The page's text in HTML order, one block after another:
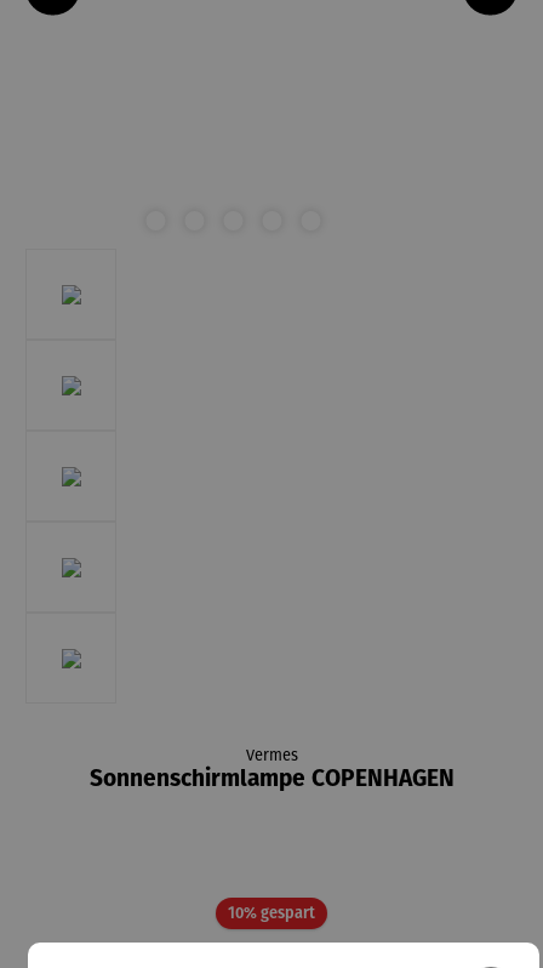
Vermes
Sonnenschirmlampe COPENHAGEN
10% gespartRabatt